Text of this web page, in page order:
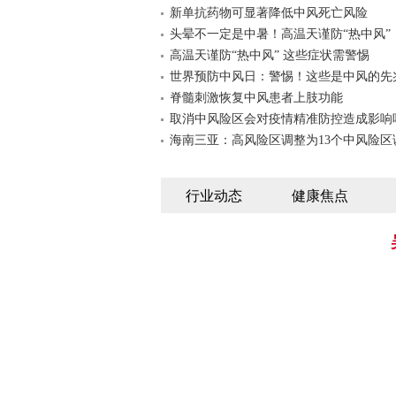
新单抗药物可显著降低中风死亡风险
头晕不一定是中暑！高温天谨防“热中风”
高温天谨防“热中风” 这些症状需警惕
世界预防中风日：警惕！这些是中风的先
脊髓刺激恢复中风患者上肢功能
取消中风险区会对疫情精准防控造成影响
海南三亚：高风险区调整为13个中风险区
行业动态 健康焦点